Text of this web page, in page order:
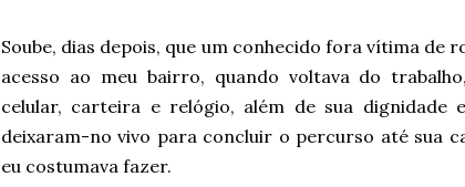
Soube, dias depois, que um conhecido fora vítima de
acesso ao meu bairro, quando voltava do
celular, carteira e relógio, além de sua dignidade
deixaram-no vivo para concluir o percurso até sua
eu costumava fazer.